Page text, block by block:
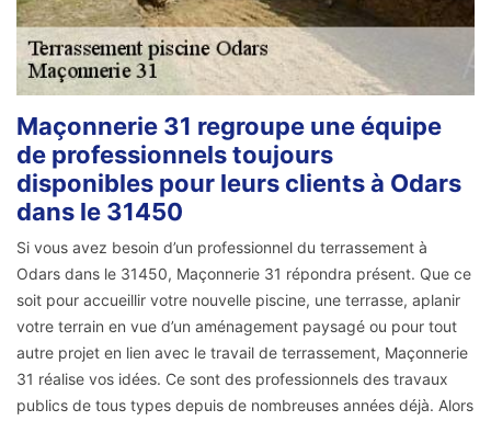
Maçonnerie 31 regroupe une équipe
de professionnels toujours
disponibles pour leurs clients à Odars
dans le 31450
Si vous avez besoin d’un professionnel du terrassement à
Odars dans le 31450, Maçonnerie 31 répondra présent. Que ce
soit pour accueillir votre nouvelle piscine, une terrasse, aplanir
votre terrain en vue d’un aménagement paysagé ou pour tout
autre projet en lien avec le travail de terrassement, Maçonnerie
31 réalise vos idées. Ce sont des professionnels des travaux
publics de tous types depuis de nombreuses années déjà. Alors